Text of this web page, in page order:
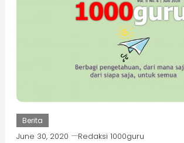
Berita
June 30, 2020 Redaksi 1000guru